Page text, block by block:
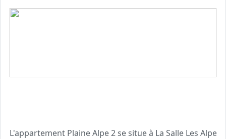
L'appartement Plaine Alpe 2 se situe à La Salle Les Alpes.